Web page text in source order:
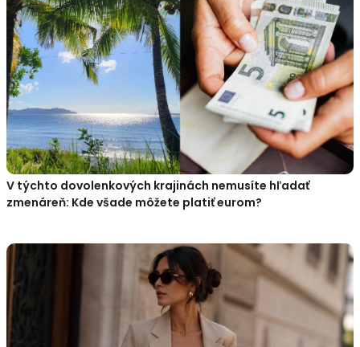
V týchto dovolenkových krajinách nemusíte hľadať
zmenáreň: Kde všade môžete platiť eurom?